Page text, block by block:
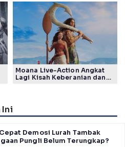
Tuai Pujian Banyak Pihak
Moana Live-Action Angkat
Lagi Kisah Keberanian dan
Ini
Demosi Lurah Tambak
Pungli Belum Terungkap?